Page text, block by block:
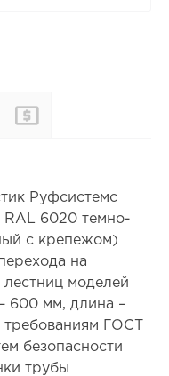
Документы
Руфсистемс
RAL 6020 темно-
с крепежом)
на
моделей
600 мм, длина –
требованиям ГОСТ
безопасности
трубы